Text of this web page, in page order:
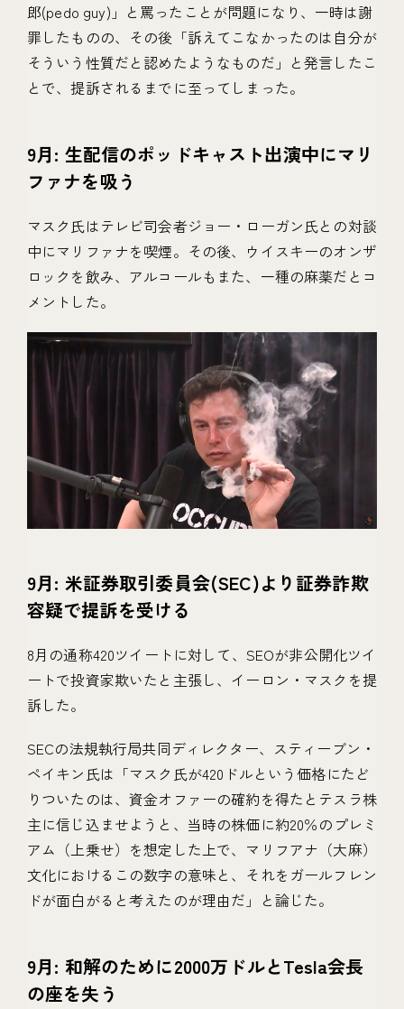
郎(pedo guy)」と罵ったことが問題になり、一時は謝
罪したものの、その後「訴えてこなかったのは自分が
そういう性質だと認めたようなものだ」と発言したこ
とで、提訴されるまでに至ってしまった。
9月: 生配信のポッドキャスト出演中にマリ
ファナを吸う
マスク氏はテレビ司会者ジョー・ローガン氏との対談
中にマリファナを喫煙。その後、ウイスキーのオンザ
ロックを飲み、アルコールもまた、一種の麻薬だとコ
メントした。
9月: 米証券取引委員会(SEC)より証券詐欺
容疑で提訴を受ける
8月の通称420ツイートに対して、SEOが非公開化ツイ
ートで投資家欺いたと主張し、イーロン・マスクを提
訴した。
SECの法規執行局共同ディレクター、スティーブン・
ペイキン氏は「マスク氏が420ドルという価格にたど
りついたのは、資金オファーの確約を得たとテスラ株
主に信じ込ませようと、当時の株価に約20％のプレミ
アム（上乗せ）を想定した上で、マリフアナ（大麻）
文化におけるこの数字の意味と、それをガールフレン
ドが面白がると考えたのが理由だ」と論じた。
9月: 和解のために2000万ドルとTesla会長
の座を失う